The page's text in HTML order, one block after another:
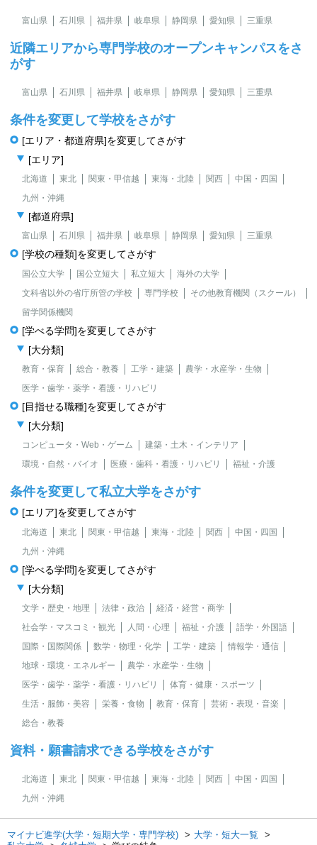
富山県 石川県 福井県 岐阜県 静岡県 愛知県 三重県
近隣エリアから専門学校のオープンキャンパスをさ
がす
富山県 石川県 福井県 岐阜県 静岡県 愛知県 三重県
条件を変更して学校をさがす
[エリア・都道府県]を変更してさがす
[エリア]
北海道 東北 関東・甲信越 東海・北陸 関西
中国・四国
九州・沖縄
[都道府県]
富山県 石川県 福井県 岐阜県 静岡県 愛知県 三重県
[学校の種類]を変更してさがす
国公立大学 国公立短大 私立短大
海外の大学
文科省以外の省庁所管の学校
専門学校
その他教育機関（スクール）
留学関係機関
[学べる学問]を変更してさがす
[大分類]
教育・保育 総合・教養 工学・建築
農学・水産学・生物
医学・歯学・薬学・看護・リハビリ
[目指せる職種]を変更してさがす
[大分類]
コンピュータ・Web・ゲーム
建築・土木・インテリア
環境・自然・バイオ
医療・歯科・看護・リハビリ 福祉・介護
条件を変更して私立大学をさがす
[エリア]を変更してさがす
北海道 東北 関東・甲信越 東海・北陸 関西
中国・四国
九州・沖縄
[学べる学問]を変更してさがす
[大分類]
文学・歴史・地理 法律・政治
経済・経営・商学
社会学・マスコミ・観光
人間・心理 福祉・介護
語学・外国語
国際・国際関係
数学・物理・化学 工学・建築
情報学・通信
地球・環境・エネルギー
農学・水産学・生物
医学・歯学・薬学・看護・リハビリ
体育・健康・スポーツ
生活・服飾・美容
栄養・食物 教育・保育
芸術・表現・音楽
総合・教養
資料・願書請求できる学校をさがす
北海道 東北 関東・甲信越 東海・北陸 関西
中国・四国
九州・沖縄
マイナビ進学(大学・短期大学・専門学校)
大学・短大一覧